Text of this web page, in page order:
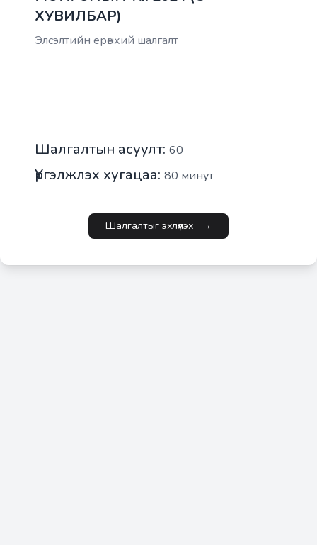
ХУВИЛБАР)
Элсэлтийн ерөнхий шалгалт
Шалгалтын асуулт: 60
Үргэлжлэх хугацаа: 80 минут
Шалгалтыг эхлүүлэх →